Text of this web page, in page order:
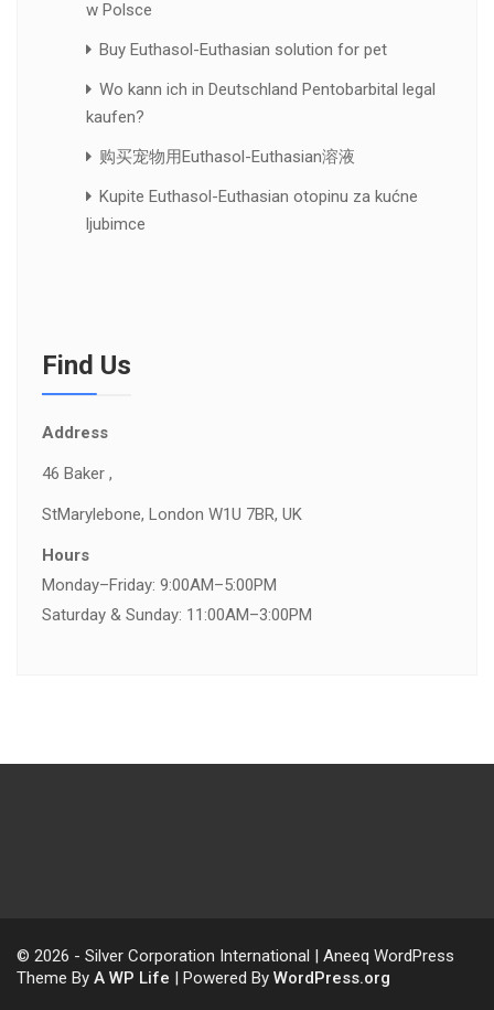
w Polsce
Buy Euthasol-Euthasian solution for pet
Wo kann ich in Deutschland Pentobarbital legal
kaufen?
购买宠物用Euthasol-Euthasian溶液
Kupite Euthasol-Euthasian otopinu za kućne
ljubimce
Find Us
Address
46 Baker ,
StMarylebone, London W1U 7BR, UK
Hours
Monday–Friday: 9:00AM–5:00PM
Saturday & Sunday: 11:00AM–3:00PM
© 2026 - Silver Corporation International | Aneeq WordPress
Theme By A WP Life | Powered By WordPress.org